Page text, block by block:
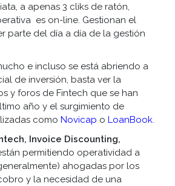
a apenas 3 cliks de ratón,
es on-line. Gestionan el
parte del día a día de la gestión
e incluso se está abriendo a
de inversión, basta ver la
y foros de Fintech que se han
año y el surgimiento de
como Novicap o LoanBook
Invoice Discounting,
permitiendo operatividad a
ahogadas por los
y la necesidad de una